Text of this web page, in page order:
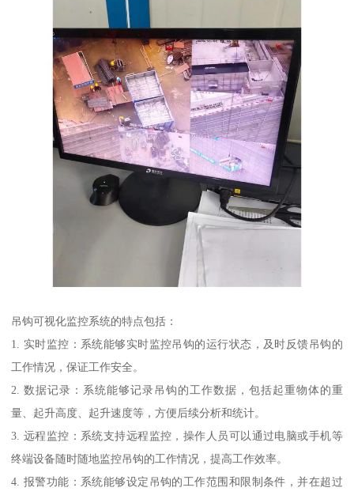
吊钩可视化监控系统的特点包括：
1. 实时监控：系统能够实时监控吊钩的运行状态，及时反馈吊钩的
工作情况，保证工作安全。
2. 数据记录：系统能够记录吊钩的工作数据，包括起重物体的重
量、起升高度、起升速度等，方便后续分析和统计。
3. 远程监控：系统支持远程监控，操作人员可以通过电脑或手机等
终端设备随时随地监控吊钩的工作情况，提高工作效率。
4. 报警功能：系统能够设定吊钩的工作范围和限制条件，并在超过